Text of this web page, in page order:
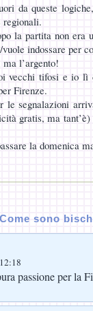
da queste
regionali.
la partita non era
indossare per
l’argento!
vecchi tifosi e io
Firenze.
segnalazioni
gratis, ma
la domenica
sono
passione per la